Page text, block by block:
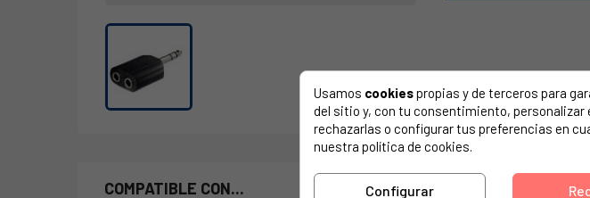
COMPATIBLE CON...
Usamos cookiespropias y de terceros para
del sitio y, con tu consentimiento,
rechazarlas o configurar tus preferencias en
nuestra política de cookies.
Configurar